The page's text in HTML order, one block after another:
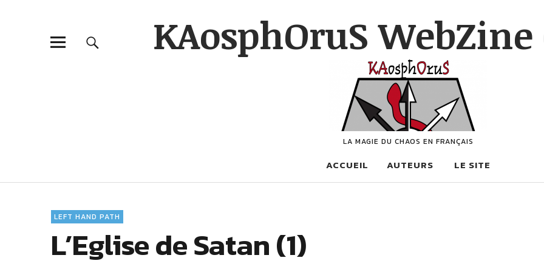
KAosphOruS
LA MAGIE DU CHAOS EN FRANÇAIS
ACCUEIL AUTEURS LE SITE
LEFT HAND PATH
L’Eglise de Satan (1)